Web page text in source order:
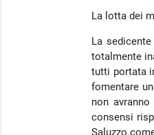
La lotta dei
La
totalmente
tutti portata
fomentare
non
consensi
Saluzzo